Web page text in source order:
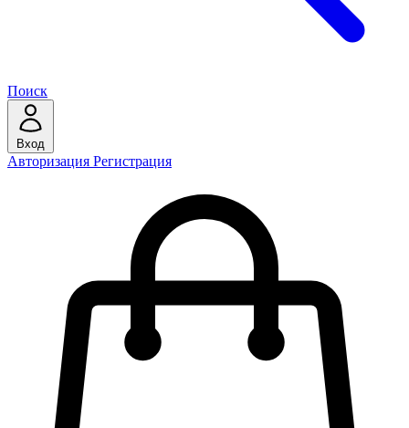
Поиск
Вход
Авторизация Регистрация